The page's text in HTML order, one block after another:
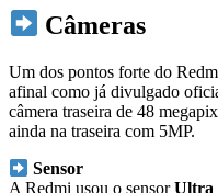
Câmeras
Um dos pontos forte do
afinal como já divulgado
câmera traseira de 48
ainda na traseira com 5MP.
Sensor
A Redmi usou o sensorUltra